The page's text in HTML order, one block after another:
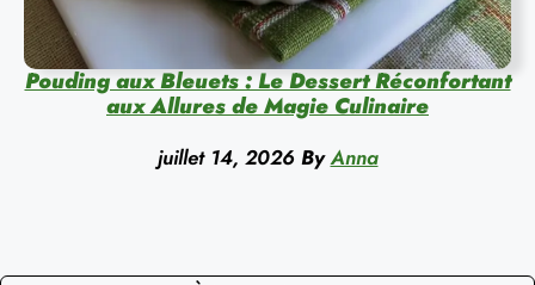
Pouding aux Bleuets : Le Dessert Réconfortant
aux Allures de Magie Culinaire
juillet 14, 2026 By Anna